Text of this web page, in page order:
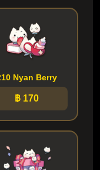
Nyan Berry
฿ 170